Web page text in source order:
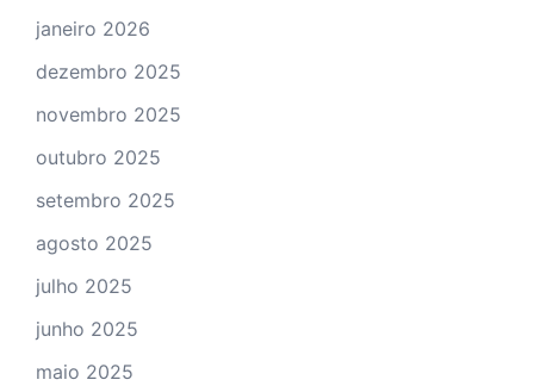
janeiro 2026
dezembro 2025
novembro 2025
outubro 2025
setembro 2025
agosto 2025
julho 2025
junho 2025
maio 2025